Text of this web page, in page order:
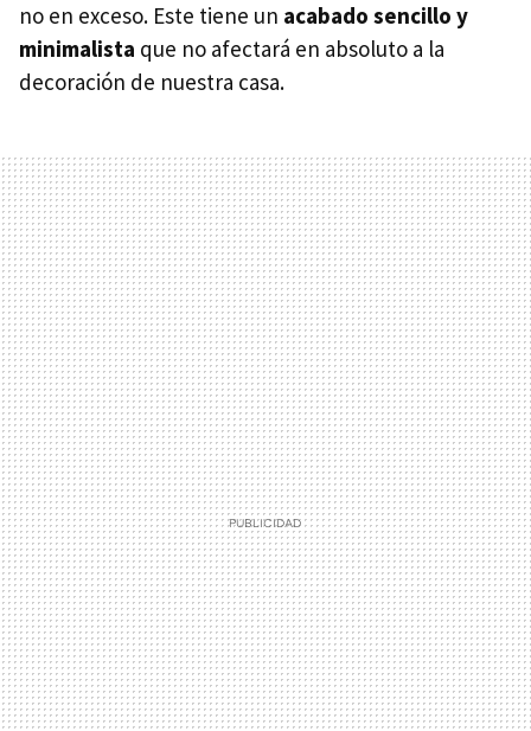
no en exceso. Este tiene un acabado sencillo y
minimalista que no afectará en absoluto a la
decoración de nuestra casa.